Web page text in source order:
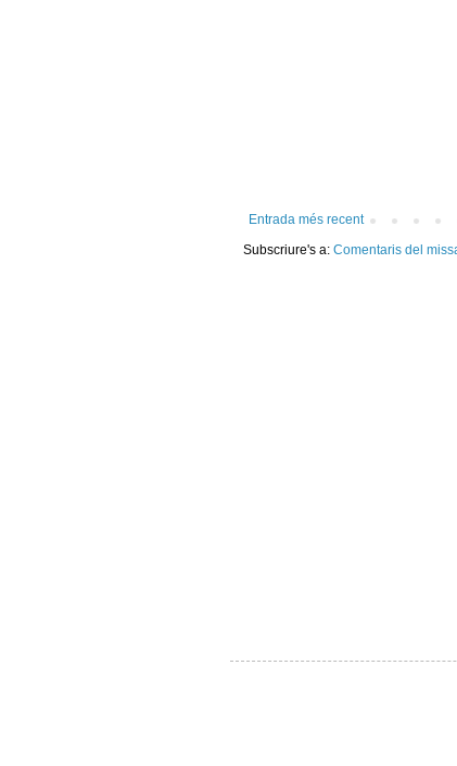
Entrada més recent
Subscriure's a: Comentaris del